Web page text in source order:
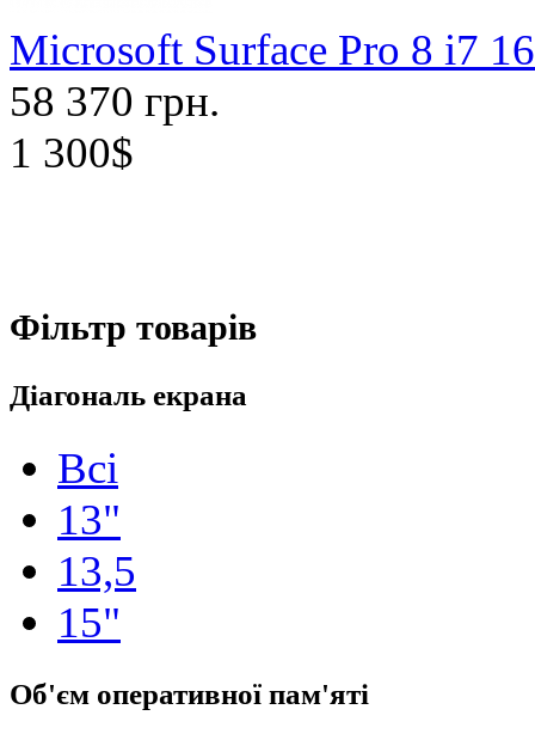
Microsoft Surface Pro 8 i7
58 370 грн.
1 300$
Фільтр товарів
Діагональ екрана
Всі
13"
13,5
15"
Об'єм оперативної пам'яті